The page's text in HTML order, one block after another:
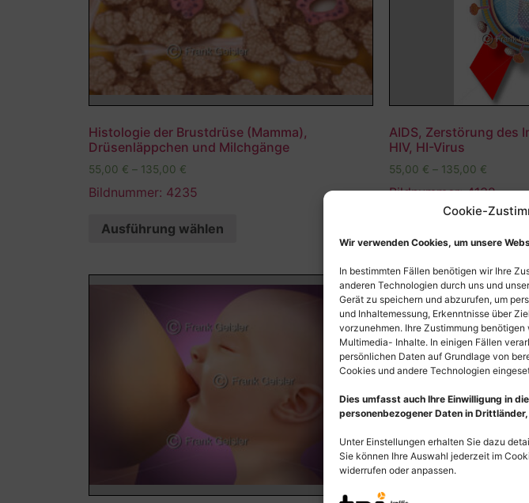
Cookie-
Wir verwenden Cookies, um unsere
In bestimmten Fällen benötigen wir Ihre
anderen Technologien durch uns und
Gerät zu speichern und abzurufen, um
und Inhaltemessung, Erkenntnisse über
vorzunehmen. Ihre Zustimmung
Multimedia- Inhalte. In einigen Fällen
persönlichen Daten auf Grundlage von
Cookies und andere Technologien
Dies umfasst auch Ihre Einwilligung in
personenbezogener Daten in
Unter Einstellungen erhalten Sie dazu
Sie können Ihre Auswahl jederzeit im
widerrufen oder anpassen.
Histologie der Brustdrüse (Mamma),
Drüsenläppchen und Milchgänge
55,00 € – 135,00 €
Bildnummer: 4235
Ausführung wählen
AIDS, Zerstörung des
HIV, HI-Virus
55,00 € – 135,00 €
Bildnummer: 4132